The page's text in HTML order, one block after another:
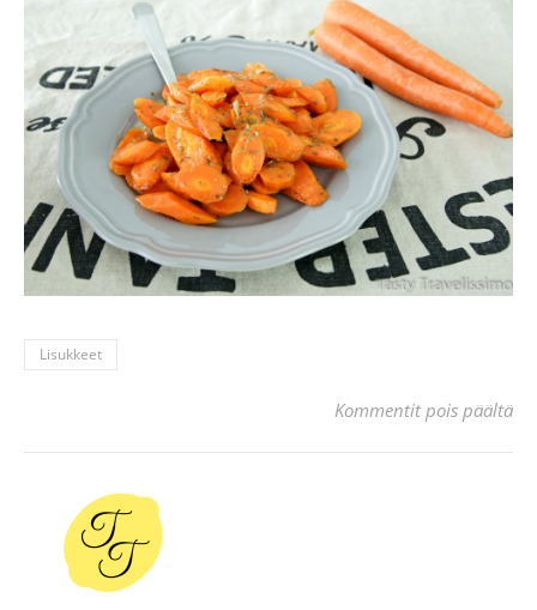
Lisukkeet
Kommentit pois päältä